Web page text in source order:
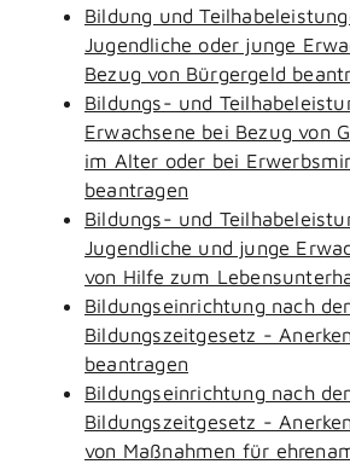
Bildung und
Jugendliche oder junge
Bezug von Bürgergeld
Bildungs- und
Erwachsene bei Bezug von
im Alter oder bei
beantragen
Bildungs- und
Jugendliche und junge
von Hilfe zum
Bildungseinrichtung nach
Bildungszeitgesetz -
beantragen
Bildungseinrichtung nach
Bildungszeitgesetz -
von Maßnahmen für